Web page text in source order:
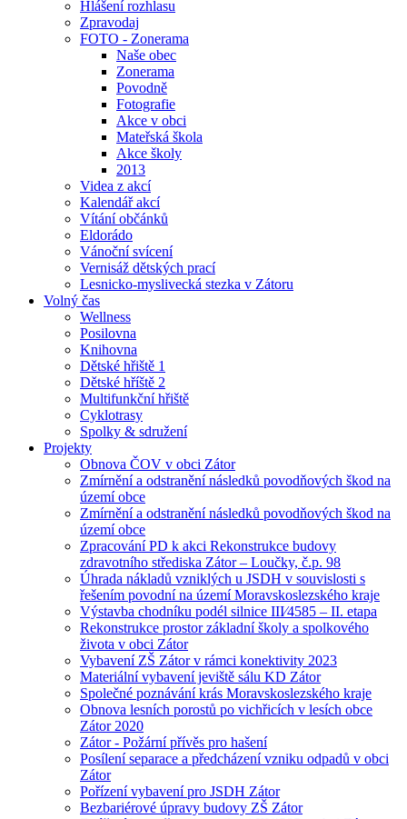
Hlášení rozhlasu
Zpravodaj
FOTO - Zonerama
Naše obec
Zonerama
Povodně
Fotografie
Akce v obci
Mateřská škola
Akce školy
2013
Videa z akcí
Kalendář akcí
Vítání občánků
Eldorádo
Vánoční svícení
Vernisáž dětských prací
Lesnicko-myslivecká stezka v Zátoru
Volný čas
Wellness
Posilovna
Knihovna
Dětské hřiště 1
Dětské hříště 2
Multifunkční hřiště
Cyklotrasy
Spolky & sdružení
Projekty
Obnova ČOV v obci Zátor
Zmírnění a odstranění následků povodňových škod na
území obce
Zmírnění a odstranění následků povodňových škod na
území obce
Zpracování PD k akci Rekonstrukce budovy
zdravotního střediska Zátor – Loučky, č.p. 98
Úhrada nákladů vzniklých u JSDH v souvislosti s
řešením povodní na území Moravskoslezského kraje
Výstavba chodníku podél silnice III⁄4585 – II. etapa
Rekonstrukce prostor základní školy a spolkového
života v obci Zátor
Vybavení ZŠ Zátor v rámci konektivity 2023
Materiální vybavení jeviště sálu KD Zátor
Společné poznávání krás Moravskoslezského kraje
Obnova lesních porostů po vichřicích v lesích obce
Zátor 2020
Zátor - Požární přívěs pro hašení
Posílení separace a předcházení vzniku odpadů v obci
Zátor
Pořízení vybavení pro JSDH Zátor
Bezbariérové úpravy budovy ZŠ Zátor